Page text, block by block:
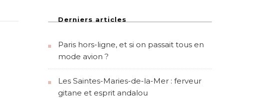
Derniers articles
Paris hors-ligne, et si on passait tous en
mode avion ?
Les Saintes-Maries-de-la-Mer : ferveur
gitane et esprit andalou